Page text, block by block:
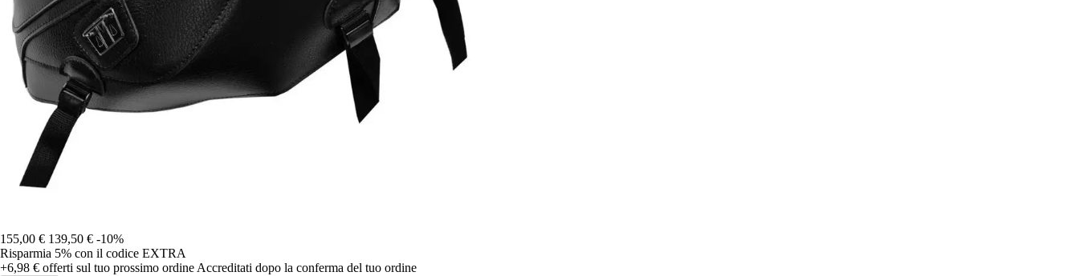
155,00 € 139,50 € -10%
Risparmia 5% con il codice EXTRA
+6,98 € offerti sul tuo prossimo ordine Accreditati dopo la conferma del tuo ordine